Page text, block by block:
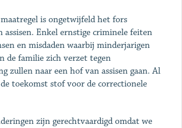
is ongetwijfeld het fors
assisen. Enkel ernstige criminele feiten
en misdaden waarbij minderjarigen
de familie zich verzet tegen
zullen naar een hof van assisen gaan. Al
toekomst stof voor de correctionele
zijn gerechtvaardigd omdat we